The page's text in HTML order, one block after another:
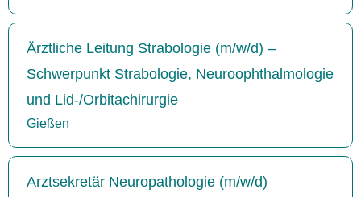
Ärztliche Leitung Strabologie (m/w/d) –
Schwerpunkt Strabologie, Neuroophthalmologie
und Lid-/Orbitachirurgie
Gießen
Arztsekretär Neuropathologie (m/w/d)